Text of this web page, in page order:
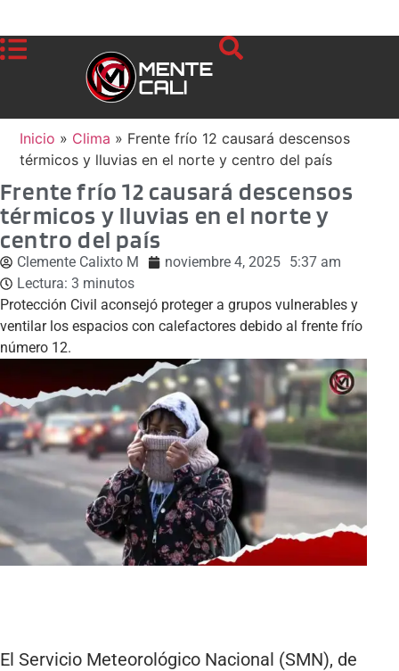
Inicio » Clima » Frente frío 12 causará descensos
térmicos y lluvias en el norte y centro del país
Frente frío 12 causará descensos
térmicos y lluvias en el norte y
centro del país
Clemente Calixto M noviembre 4, 2025 5:37 am
Lectura: 3 minutos
Protección Civil aconsejó proteger a grupos vulnerables y
ventilar los espacios con calefactores debido al frente frío
número 12.
El Servicio Meteorológico Nacional (SMN), de